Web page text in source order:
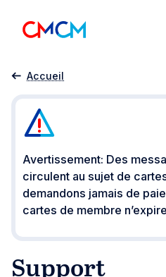
Accueil
Support
Avertissement: Des
circulent au sujet de
demandons jamais de
cartes de membre
Support